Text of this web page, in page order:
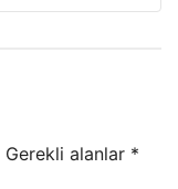
Gerekli alanlar *